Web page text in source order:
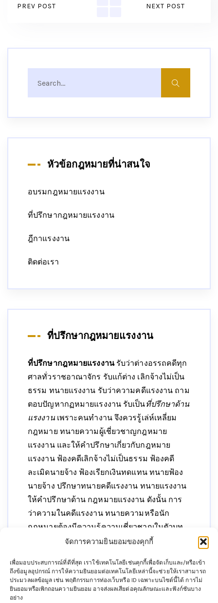
จัดการความยินยอมของคุกกี้
เพื่อมอบประสบการณ์ที่ดีที่สุด เราใช้เทคโนโลยีเช่นคุกกี้เพื่อจัดเก็บและ/หรือเข้า
ถึงข้อมูลอุปกรณ์ การให้ความยินยอมต่อเทคโนโลยีเหล่านี้จะช่วยให้เราสามารถ
ประมวลผลข้อมูล เช่น พฤติกรรมการท่องเว็บหรือ ID เฉพาะบนไซต์นี้ได้ การไม่
ยินยอมหรือเพิกถอนความยินยอม อาจส่งผลเสียต่อคุณลักษณะและฟังก์ชันบาง
อย่าง
PREV POST NEXT POST
หัวข้อกฎหมายที่น่าสนใจ
อบรมกฎหมายแรงงาน
ที่ปรึกษากฎหมายแรงงาน
ฎีกาแรงงาน
ติดต่อเรา
ที่ปรึกษากฎหมายแรงงาน
ที่ปรึกษากฎหมายแรงงานรับว่าต่างอรรถคดีทุก
ศาลทั่วราชอาณาจักร รับแก้ต่าง เลิกจ้างไม่เป็น
ธรรม ทนายแรงงาน รับว่าความคดีแรงงาน ถาม
ตอบปัญหากฏหมายแรงงาน รับเป็นที่ปรึกษาด้าน
แรงงานเพราะคนทำงาน จึงควรรู้เล่ห์เหลี่ยม
กฎหมาย ทนายความผู้เชี่ยวชาญกฎหมาย
แรงงาน และให้คำปรึกษาเกี่ยวกับกฎหมาย
แรงงาน ฟ้องคดีเลิกจ้างไม่เป็นธรรม ฟ้องคดี
ละเมิดนายจ้าง ฟ้องเรียกเงินทดแทน ทนายฟ้อง
นายจ้าง ปรึกษาทนายคดีแรงงาน ทนายแรงงาน
ให้คำปรึกษาด้าน กฎหมายแรงงาน ดังนั้น การ
ว่าความในคดีแรงงาน ทนายความหรือนัก
กฎหมายต้องมีความรู้ความเชี่ยวชาญในตัวบท
กฎหมาย ต้องที่นี่ที่เดียว ที่ปรึกาากฎหมาย
ความเชียวชาญ ประสบการณ์กว่า 20 ปี ทั้งยังมี
เปิดอบรมกฎหมายแรงงานอีกด้วย ทั้งยังสามารถ
มากมายที่นี่ที่เดียว